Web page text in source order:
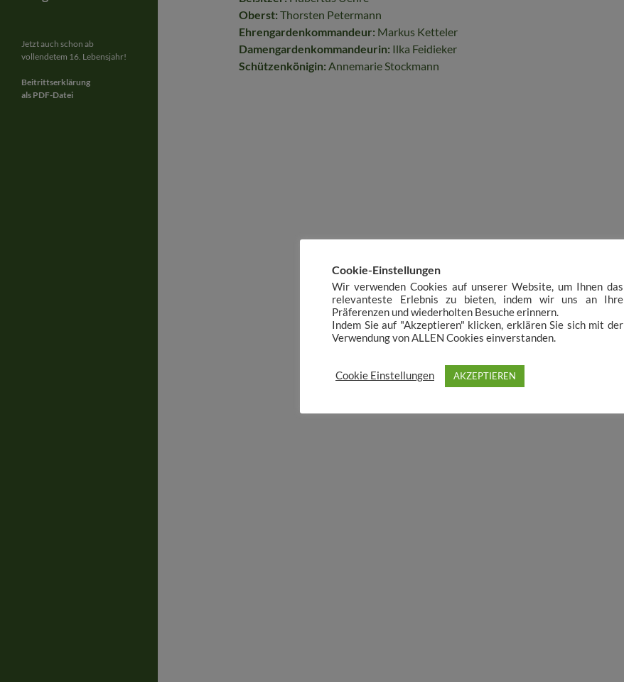
Oberst: Thorsten Petermann
Ehrengardenkommandeur: Markus Ketteler
Damengardenkommandeurin: Ilka Feidieker
Schützenkönigin: Annemarie Stockmann
Jetzt auch schon ab
vollendetem 16. Lebensjahr!
Beitrittserklärung
als PDF-Datei
Cookie-Einstellungen
Wir verwenden Cookies auf unserer Website, um Ihnen das
relevanteste Erlebnis zu bieten, indem wir uns an Ihre
Präferenzen und wiederholten Besuche erinnern.
Indem Sie auf "Akzeptieren" klicken, erklären Sie sich mit der
Verwendung von ALLEN Cookies einverstanden.
Cookie Einstellungen AKZEPTIEREN